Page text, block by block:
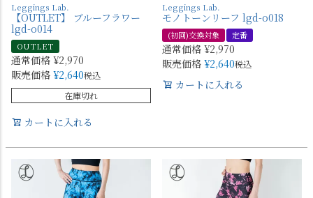
Leggings Lab.
【OUTLET】 ブルーフラワー
lgd-o014
OUTLET
通常価格 ¥2,970
販売価格 ¥2,640税込
在庫切れ
カートに入れる
Leggings Lab.
モノトーンリーフ lgd-o018
(初回)交換対象 定番
通常価格 ¥2,970
販売価格 ¥2,640税込
カートに入れる